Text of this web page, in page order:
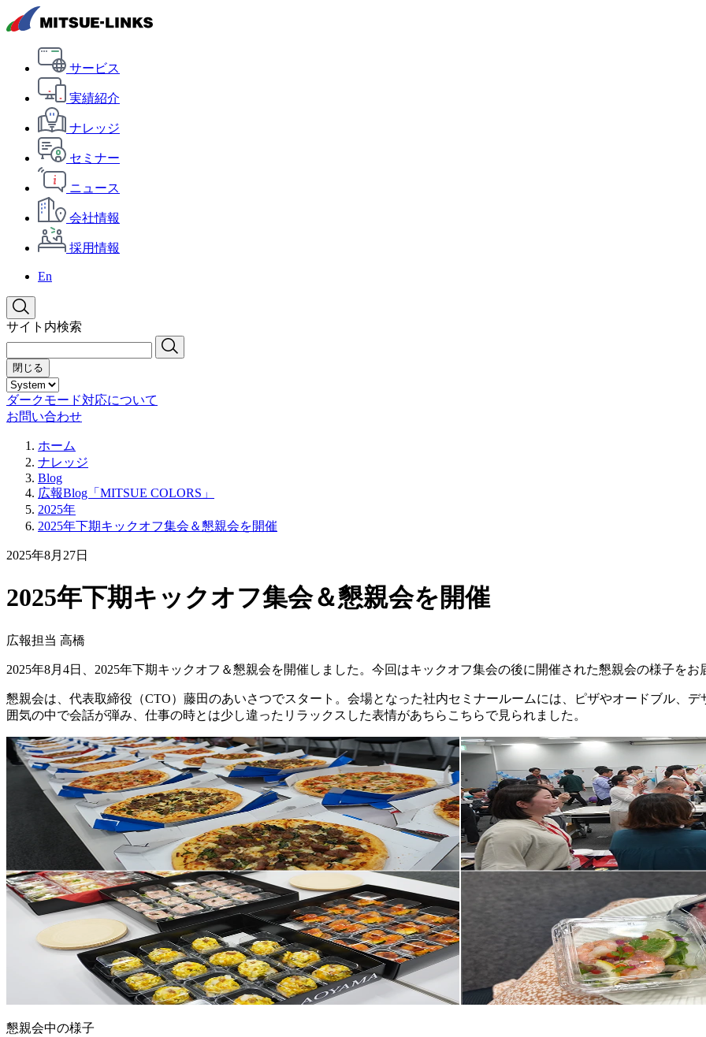
サービス
実績紹介
ナレッジ
セミナー
ニュース
会社情報
採用情報
En
サイト内検索
閉じる
ダークモード対応について
お問い合わせ
ホーム
ナレッジ
Blog
広報Blog「MITSUE COLORS」
2025年
2025年下期キックオフ集会＆懇親会を開催
2025年8月27日
2025年下期キックオフ集会＆懇親会を開催
広報担当 高橋
2025年8月4日、2025年下期キックオフ＆懇親会を開催しました。今回はキックオフ集会の後に開催された懇親会の様子をお
懇親会は、代表取締役（CTO）藤田のあいさつでスタート。会場となった社内セミナールームには、ピザやオードブル、
囲気の中で会話が弾み、仕事の時とは少し違ったリラックスした表情があちらこちらで見られました。
懇親会中の様子